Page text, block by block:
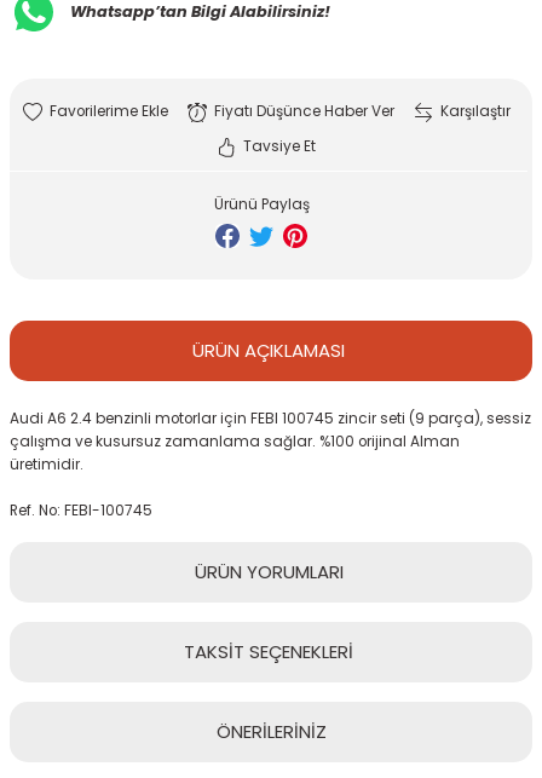
Whatsapp’tan Bilgi Alabilirsiniz!
Fiyatı Düşünce Haber Ver
Karşılaştır
Tavsiye Et
Ürünü Paylaş
ÜRÜN AÇIKLAMASI
Audi A6 2.4 benzinli motorlar için FEBI 100745 zincir seti (9 parça), sessiz
çalışma ve kusursuz zamanlama sağlar. %100 orijinal Alman
üretimidir.
Ref. No: FEBI-100745
ÜRÜN YORUMLARI
TAKSİT SEÇENEKLERİ
ÖNERİLERİNİZ